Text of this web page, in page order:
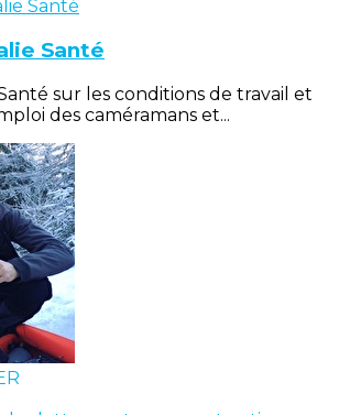
Santé
sur les conditions de travail et
des caméramans et...